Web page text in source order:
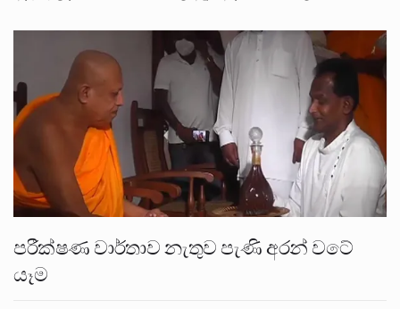
පරීක්ෂණ වාර්තාව නැතුව පැණි අරන් වටේ
යෑම